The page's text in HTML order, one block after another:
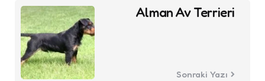
Alman Av Terrieri
Sonraki Yazı